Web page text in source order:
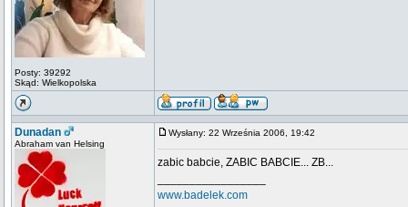
Posty: 39292
Skąd: Wielkopolska
Dunadan
Abraham van Helsing
Wysłany: 22 Września 2006, 19:42
zabic babcie, ZABIC BABCIE... ZB...
www.badelek.com